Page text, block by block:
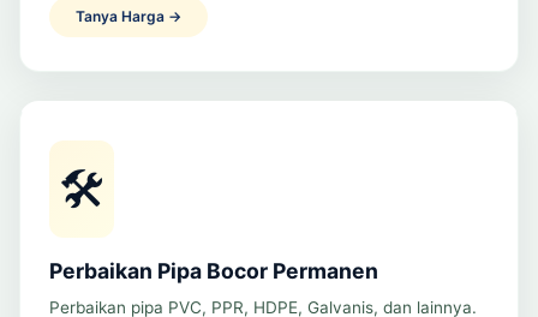
Tanya Harga →
🛠️
Perbaikan Pipa Bocor Permanen
Perbaikan pipa PVC, PPR, HDPE, Galvanis, dan lainnya.